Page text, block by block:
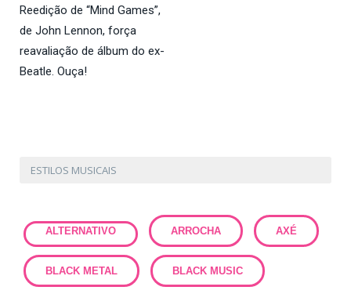
Reedição de “Mind Games”,
de John Lennon, força
reavaliação de álbum do ex-
Beatle. Ouça!
ESTILOS MUSICAIS
ALTERNATIVO ARROCHA AXÉ
BLACK METAL BLACK MUSIC